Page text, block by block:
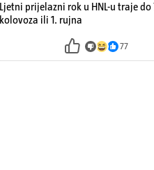
Ljetni prijelazni rok u HNL-u traje
kolovoza ili 1. rujna
77